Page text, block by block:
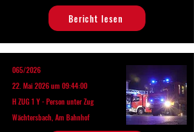
Bericht lesen
065/2026
22. Mai 2026 um 09:44:00
H ZUG 1 Y - Person unter Zug
Wächtersbach, Am Bahnhof